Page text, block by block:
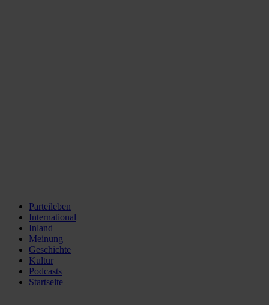
Parteileben
International
Inland
Meinung
Geschichte
Kultur
Podcasts
Startseite